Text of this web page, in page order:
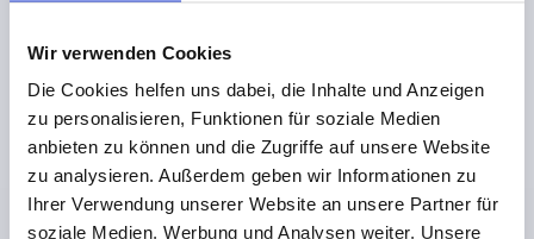
Wir verwenden Cookies
Die Cookies helfen uns dabei, die Inhalte und Anzeigen
zu personalisieren, Funktionen für soziale Medien
anbieten zu können und die Zugriffe auf unsere Website
zu analysieren. Außerdem geben wir Informationen zu
Ihrer Verwendung unserer Website an unsere Partner für
soziale Medien, Werbung und Analysen weiter. Unsere
K0153